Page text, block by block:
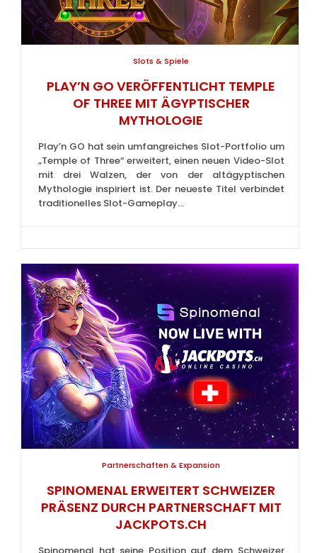
Slots & Spiele
PLAY’N GO VERÖFFENTLICHT TEMPLE
OF THREE MIT ÄGYPTISCHER
MYTHOLOGIE
Play’n GO hat sein umfangreiches Slot-Portfolio um
„Temple of Three“ erweitert, einen neuen Video-Slot
mit drei Walzen, der von der altägyptischen
Mythologie inspiriert ist. Der neueste Titel verbindet
traditionelles Slot-Gameplay...
Partnerschaften & Expansion
SPINOMENAL ERWEITERT SCHWEIZER
PRÄSENZ DURCH PARTNERSCHAFT MIT
JACKPOTS.CH